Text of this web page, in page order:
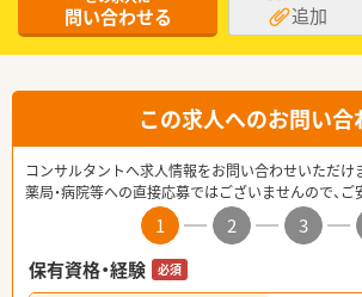
問い合わせる 追加
この求人へのお問い合
コンサルタントへ求人情報をお問い合わせいただけ
薬局・病院等への直接応募ではございませんので、ご
1 2 3
保有資格・経験
必須